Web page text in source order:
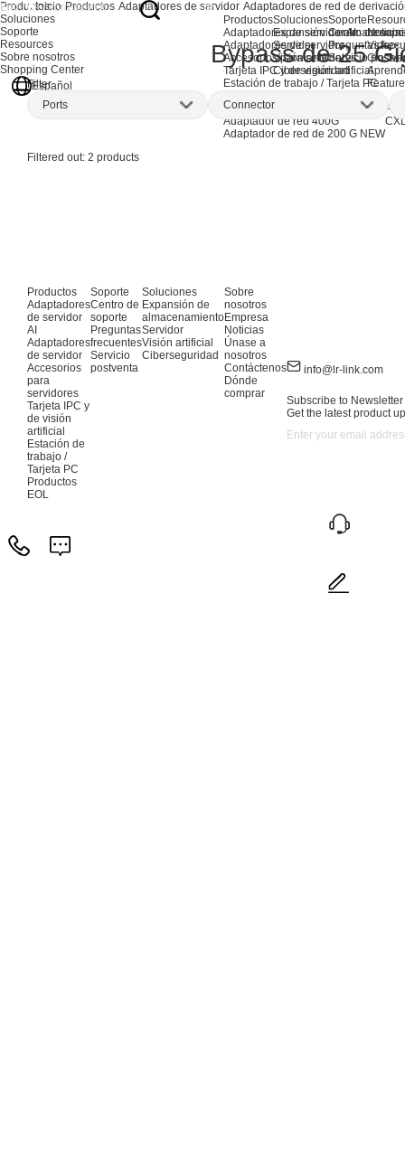
Productos
Adaptadores de servidor AI
Adaptadores de servidor
Accesorios para servidores
Tarjeta IPC y de visión artificial
Estación de trabajo / Tarjeta PC
Adaptadores de red AI
Adaptador de red 400G
Adaptador de red de 200 G NEW
Soluciones
Expansión de
Servidor
Visión artificial
Ciberseguridad
Soporte
Centro de
Preguntas
Servicio
Video
Productos
Soluciones
Soporte
Resources
Sobre nosotros
Shopping Center
Español
Inicio Productos Adaptadores de servidor Adaptadores de red de
Bypass de 25
Filter
Ports
Dual-port (2)
Connector
Filtered out: 2 products
Productos
Adaptadores
de servidor
AI
Adaptadores
de servidor
Accesorios
para
servidores
Tarjeta IPC y
de visión
artificial
Estación de
trabajo /
Tarjeta PC
Productos
EOL
Soporte
Centro de
soporte
Preguntas
frecuentes
Servicio
postventa
Soluciones
Expansión de
almacenamiento
Servidor
Visión artificial
Ciberseguridad
Sobre
nosotros
Empresa
Noticias
Únase a
nosotros
Contáctenos
Dónde
comprar
info@lr-link.com
Subscribe to Newsletter
Get the latest product